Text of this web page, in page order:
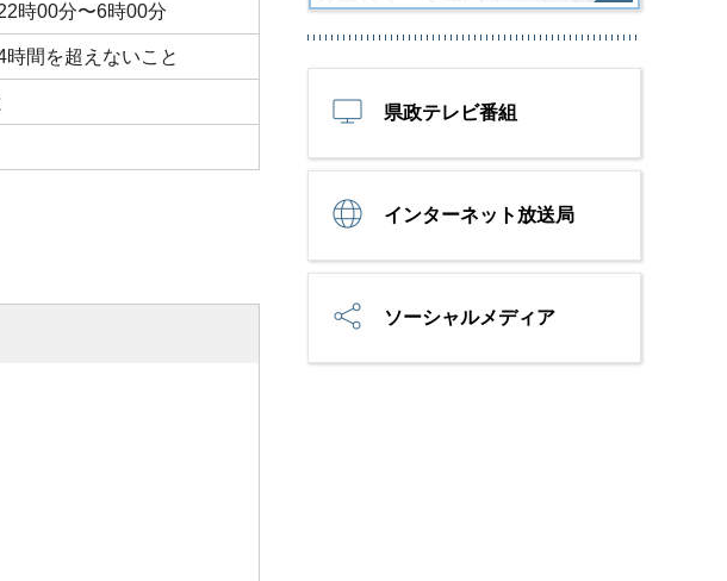
時00分〜6時00分
時間を超えないこと
県政テレビ番組
インターネット放送局
ソーシャルメディア